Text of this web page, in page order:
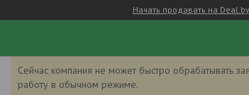
Начать продавать на Deal.by
Сейчас компания не может быстро обрабатывать
работу в обычном режиме.